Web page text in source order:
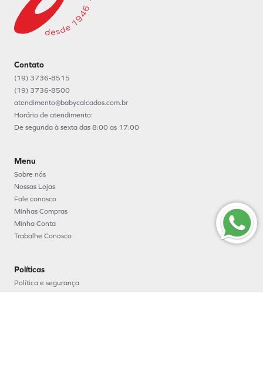
Contato
(19) 3736-8515
(19) 3736-8500
atendimento@babycalcados.com.br
Horário de atendimento:
De segunda à sexta das 8:00 as 17:00
Menu
Sobre nós
Nossas Lojas
Fale conosco
Minhas Compras
Minha Conta
Trabalhe Conosco
Políticas
Política e segurança